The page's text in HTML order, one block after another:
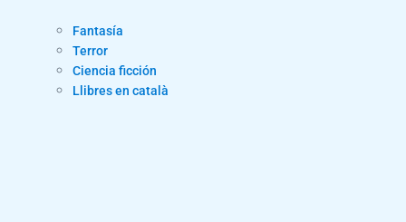
Fantasía
Terror
Ciencia ficción
Llibres en català